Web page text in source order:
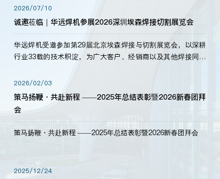
标准，持之以恒研发新产品、新技术。新老客户、行业伙伴、
海内外客户为目睹公司发布的新产…
2026/07/10
诚邀莅临｜华远焊机参展2026深圳埃森焊接切割展览会
华远焊机受邀参加第29届北京埃森焊接与切割展览会，以深耕
行业33载的技术积淀，为广大客户、经销商以及其他焊接同仁
2026/02/03
策马扬鞭・共赴新程 ——2025年总结表彰暨2026新春团拜
会
策马扬鞭・共赴新程 ——2025年总结表彰暨2026新春团拜会
2025/12/24